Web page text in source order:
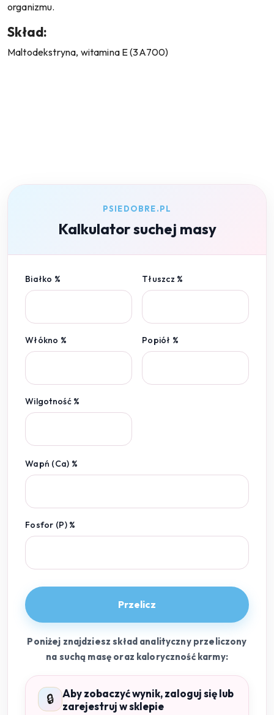
organizmu.
Skład:
Maltodekstryna, witamina E (3A700)
PSIEDOBRE.PL
Kalkulator suchej masy
Białko % Tłuszcz %
Włókno % Popiół %
Wilgotność %
Wapń (Ca) %
Fosfor (P) %
Przelicz
Poniżej znajdziesz skład analityczny przeliczony
na suchą masę oraz kaloryczność karmy:
🔒
Aby zobaczyć wynik, zaloguj się lub
zarejestruj w sklepie